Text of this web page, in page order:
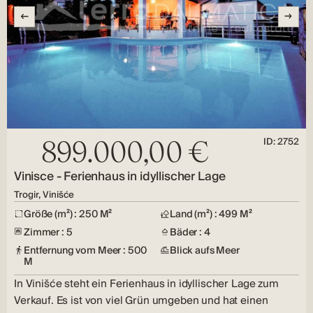
899.000,00 € ID: 2752
Vinisce - Ferienhaus in idyllischer Lage
Trogir, Vinišće
Größe (m²) : 250 M²
Land (m²) : 499 M²
Zimmer : 5
Bäder : 4
Entfernung vom Meer : 500
M
Blick aufs Meer
In Vinišće steht ein Ferienhaus in idyllischer Lage zum
Verkauf. Es ist von viel Grün umgeben und hat einen